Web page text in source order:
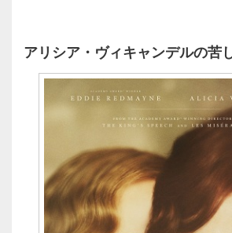
アリシア・ヴィキャンデルの苦